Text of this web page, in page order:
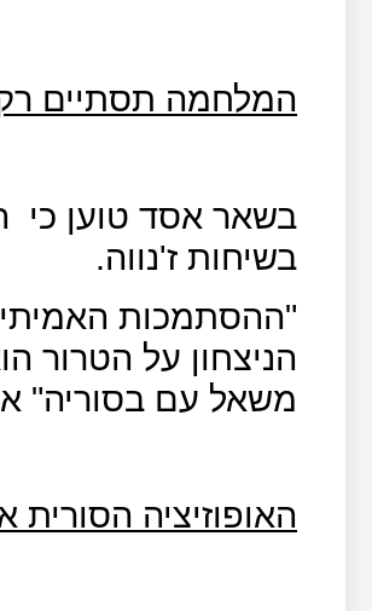
המלחמה תסתיים
בשאר אסד טוען כי
בשיחות ז'נווה.
"ההסתמכות
הניצחון על הטרור
משאל עם בסוריה"
האופוזיציה